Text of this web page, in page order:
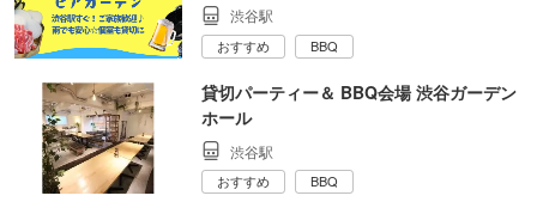
渋谷駅
おすすめ BBQ
貸切パーティー＆ BBQ会場 渋谷ガーデン
ホール
渋谷駅
おすすめ BBQ